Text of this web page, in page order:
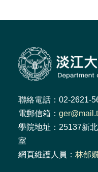
聯絡電話：02-2621-
電郵信箱：
學院地址：25137新
室
網頁維護人員： 林郁嫺